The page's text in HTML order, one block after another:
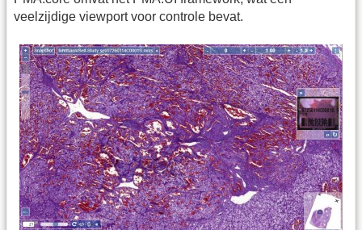
veelzijdige viewport voor controle bevat.